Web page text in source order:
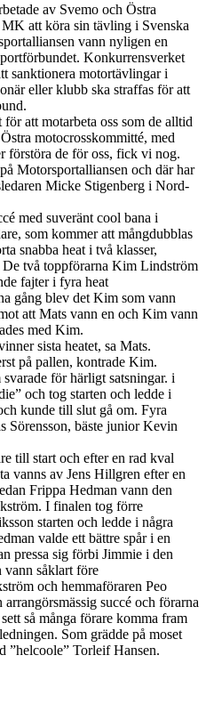
av Svemo och Östra
att köra sin tävling i Svenska
vann nyligen en
Konkurrensverket
sanktionera motortävlingar i
eller klubb ska straffas för att
att motarbeta oss som de alltid
motocrosskommitté, med
förstöra de för oss, fick vi nog.
Motorsportalliansen och där har
Micke Stigenberg i Nord-
med suveränt cool bana i
som kommer att mångdubblas
snabba heat i två klasser,
två toppförarna Kim Lindström
fajter i fyra heat
gång blev det Kim som vann
att Mats vann en och Kim vann
med Kim.
sista heatet, sa Mats.
på pallen, kontrade Kim.
för härligt satsningar. i
och tog starten och ledde i
kunde till slut gå om. Fyra
Sörensson, bäste junior Kevin
till start och efter en rad kval
vanns av Jens Hillgren efter en
Frippa Hedman vann den
I finalen tog förre
starten och ledde i några
valde ett bättre spår i en
pressa sig förbi Jimmie i den
vann såklart före
och hemmaföraren Peo
succé och förarna
så många förare komma fram
Som grädde på moset
”helcoole” Torleif Hansen.